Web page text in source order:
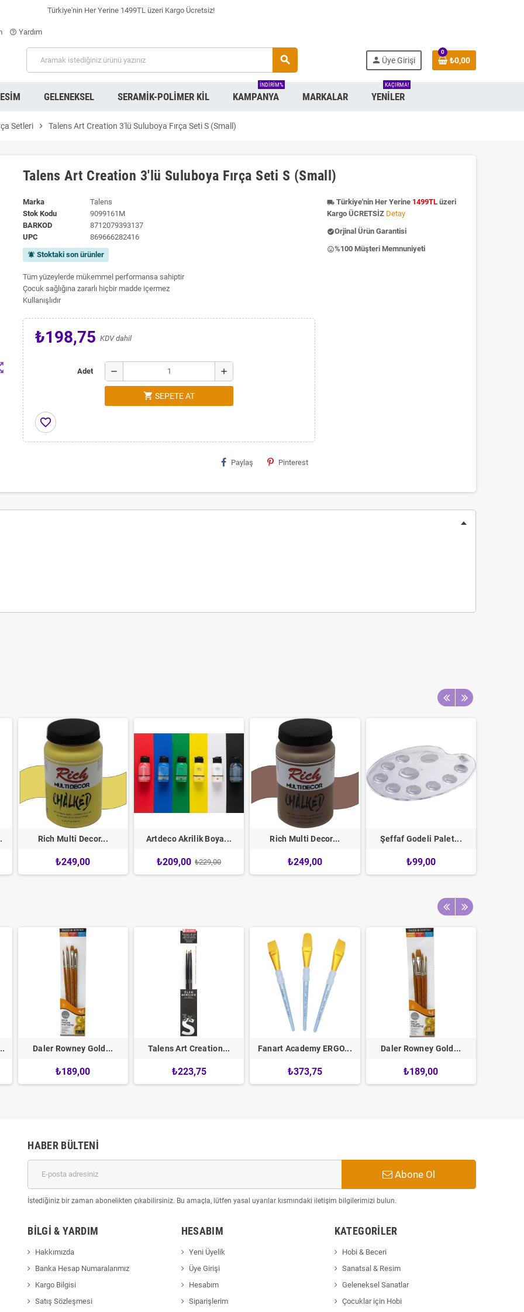
Türkiye'nin Her Yerine 1499TL üzeri Kargo Ücretsiz!
help_outline Yardım
search person Üye Girişi
0
₺0,00
GELENEKSEL SERAMIK-POLIMER KIL KAMPANYA
INDIRIM%
MARKALAR YENILER
KAÇIRMA!
Setleri chevron_right Talens Art Creation 3'lü Suluboya Fırça Seti S (Small)
Talens Art Creation 3'lü Suluboya Fırça Seti S (Small)
Marka
Talens
Stok Kodu
9099161M
BARKOD
8712079393137
UPC
869666282416
notifications_active Stoktaki son ürünler
Tüm yüzeylerde mükemmel performansa sahiptir
Çocuk sağlığına zararlı hiçbir madde içermez
Kullanışlıdır
₺198,75 KDV dahil
Adet remove add
shopping_cart SEPETE AT
favorite_border
Paylaş Pinterest
local_shipping Türkiye'nin Her Yerine 1499TLüzeri
Kargo ÜCRETSİZ Detay
check_circleOrjinal Ürün Garantisi
insert_emoticon%100 Müşteri Memnuniyeti
Rich Multi Decor...
₺249,00
Artdeco Akrilik Boya...
₺209,00 ₺229,00
Rich Multi Decor...
₺249,00
Şeffaf Godeli Palet...
₺99,00
Daler Rowney Gold...
₺189,00
Talens Art Creation...
₺223,75
Fanart Academy ERGO...
₺373,75
Daler Rowney Gold...
₺189,00
HABER BÜLTENI
Abone Ol
İstediğiniz bir zaman abonelikten çıkabilirsiniz. Bu amaçla, lütfen yasal uyarılar kısmındaki iletişim bilgilerimizi bulun.
BILGI & YARDIM
Hakkımızda
Banka Hesap Numaralarımız
Kargo Bilgisi
Satış Sözleşmesi
HESABIM
Yeni Üyelik
Üye Girişi
Hesabım
Siparişlerim
KATEGORILER
Hobi & Beceri
Sanatsal & Resim
Geleneksel Sanatlar
Çocuklar için Hobi